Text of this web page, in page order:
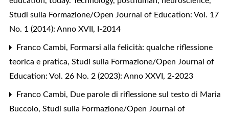
Studi sulla Formazione/Open Journal of Education: Vol. 17
No. 1 (2014): Anno XVII, I-2014
Franco Cambi, Formarsi alla felicità: qualche riflessione
teorica e pratica, Studi sulla Formazione/Open Journal of
Education: Vol. 26 No. 2 (2023): Anno XXVI, 2-2023
Franco Cambi, Due parole di riflessione sul testo di Maria
Buccolo, Studi sulla Formazione/Open Journal of